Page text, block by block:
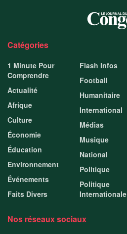
Catégories
1 Minute Pour
Comprendre
Actualité
Afrique
Culture
Économie
Éducation
Environnement
Événements
Faits Divers
Flash Infos
Football
Humanitaire
International
Médias
Musique
National
Politique
Politique
Internationale
Nos réseaux sociaux